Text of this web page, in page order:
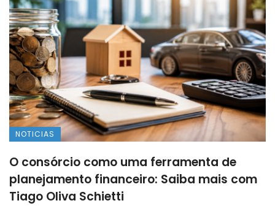
NOTICIAS
O consórcio como uma ferramenta de
planejamento financeiro: Saiba mais com
Tiago Oliva Schietti